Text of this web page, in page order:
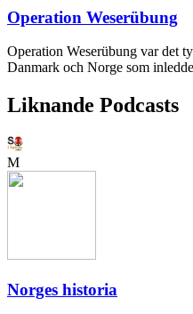
Operation Weserübung
Operation Weserübung var det
Danmark och Norge som
Liknande Podcasts
M
Norges historia